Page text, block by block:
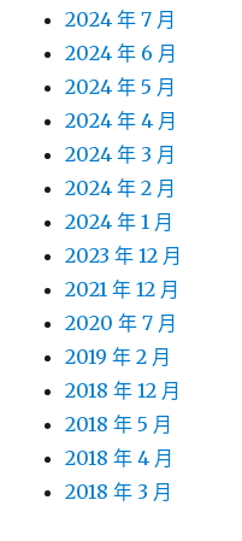
2024 年 7 月
2024 年 6 月
2024 年 5 月
2024 年 4 月
2024 年 3 月
2024 年 2 月
2024 年 1 月
2023 年 12 月
2021 年 12 月
2020 年 7 月
2019 年 2 月
2018 年 12 月
2018 年 5 月
2018 年 4 月
2018 年 3 月